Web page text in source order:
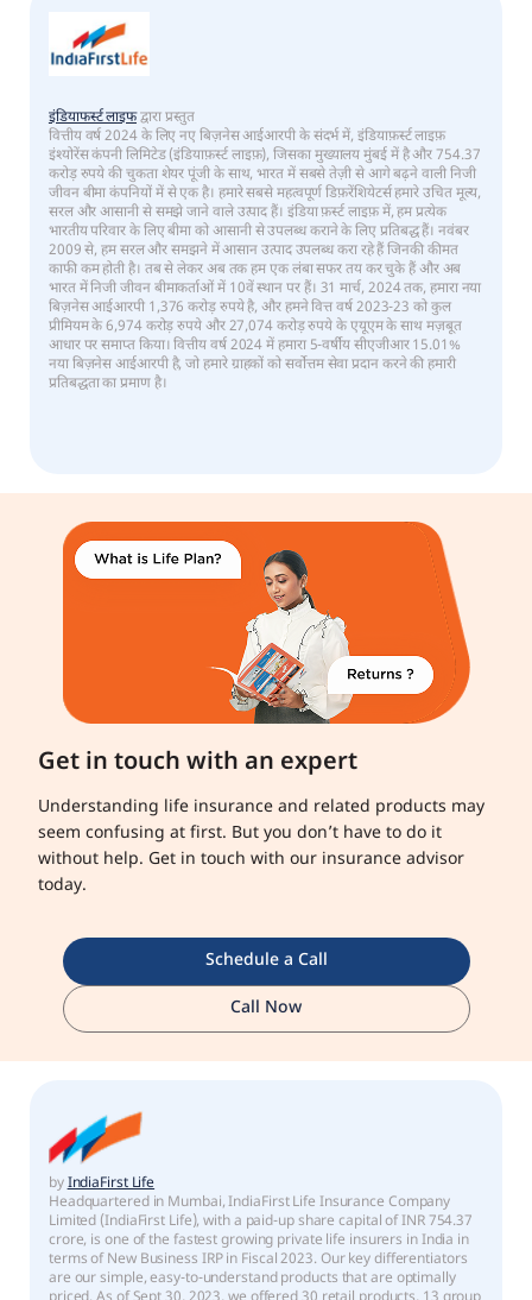
इंडियाफर्स्ट लाइफद्वारा प्रस्तुत
वित्तीय वर्ष 2024 के लिए नए बिज़नेस आईआरपी के संदर्भ में, इंडियाफ़र्स्ट लाइफ़
इंश्योरेंस कंपनी लिमिटेड (इंडियाफ़र्स्ट लाइफ़), जिसका मुख्यालय मुंबई में है और 754.37
करोड़ रुपये की चुकता शेयर पूंजी के साथ, भारत में सबसे तेज़ी से आगे बढ़ने वाली निजी
जीवन बीमा कंपनियों में से एक है। हमारे सबसे महत्वपूर्ण डिफ़रेंशियेटर्स हमारे उचित मूल्य,
सरल और आसानी से समझे जाने वाले उत्पाद हैं। इंडिया फ़र्स्ट लाइफ़ में, हम प्रत्येक
भारतीय परिवार के लिए बीमा को आसानी से उपलब्ध कराने के लिए प्रतिबद्ध हैं। नवंबर
2009 से, हम सरल और समझने में आसान उत्पाद उपलब्ध करा रहे हैं जिनकी कीमत
काफी कम होती है। तब से लेकर अब तक हम एक लंबा सफर तय कर चुके हैं और अब
भारत में निजी जीवन बीमाकर्ताओं में 10वें स्थान पर हैं। 31 मार्च, 2024 तक, हमारा नया
बिज़नेस आईआरपी 1,376 करोड़ रुपये है, और हमने वित्त वर्ष 2023-23 को कुल
प्रीमियम के 6,974 करोड़ रुपये और 27,074 करोड़ रुपये के एयूएम के साथ मज़बूत
आधार पर समाप्त किया। वित्तीय वर्ष 2024 में हमारा 5-वर्षीय सीएजीआर 15.01%
नया बिज़नेस आईआरपी है, जो हमारे ग्राहकों को सर्वोत्तम सेवा प्रदान करने की हमारी
प्रतिबद्धता का प्रमाण है।
Get in touch with an expert
Understanding life insurance and related products may
seem confusing at first. But you don’t have to do it
without help. Get in touch with our insurance advisor
today.
Schedule a Call
Call Now
byIndiaFirst Life
Headquartered in Mumbai, IndiaFirst Life Insurance Company
Limited (IndiaFirst Life), with a paid-up share capital of INR 754.37
crore, is one of the fastest growing private life insurers in India in
terms of New Business IRP in Fiscal 2023. Our key differentiators
are our simple, easy-to-understand products that are optimally